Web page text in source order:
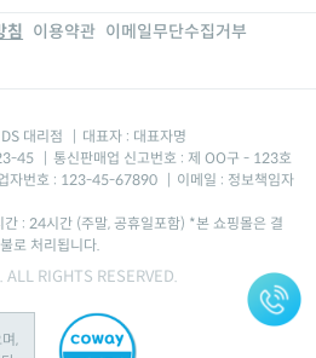
침 이용약관 이메일무단수집거부
대리점 | 대표자 : 대표자명
45 | 통신판매업 신고번호 : 제 OO구 - 123호
자번호 : 123-45-67890 | 이메일 : 정보책임자
간 : 24시간 (주말, 공휴일포함) *본 쇼핑몰은 결
로 처리됩니다.
ALL RIGHTS RESERVED.
,